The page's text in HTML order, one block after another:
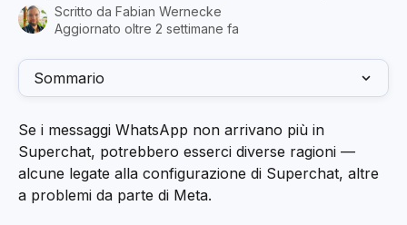
Scritto da Fabian Wernecke
Aggiornato oltre 2 settimane fa
Sommario
Se i messaggi WhatsApp non arrivano più in
Superchat, potrebbero esserci diverse ragioni —
alcune legate alla configurazione di Superchat, altre
a problemi da parte di Meta.